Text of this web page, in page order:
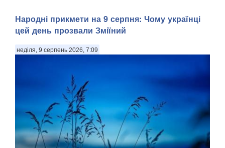
Народні прикмети на 9 серпня: Чому українці
цей день прозвали Зміїний
неділя, 9 серпень 2026, 7:09